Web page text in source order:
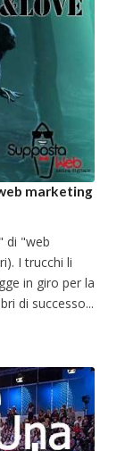
marketing
di "web
I trucchi li
in giro per la
di successo...